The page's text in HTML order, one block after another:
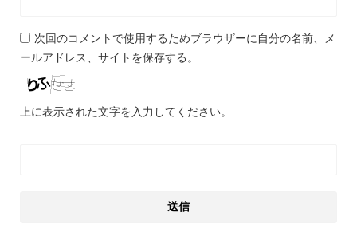
次回のコメントで使用するためブラウザーに自分の名前、メ
ールアドレス、サイトを保存する。
上に表示された文字を入力してください。